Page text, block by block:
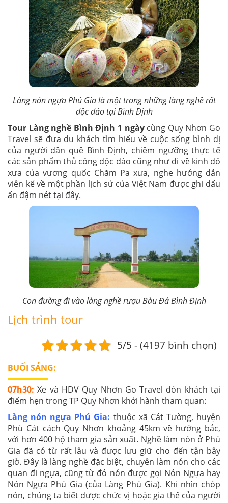
LƯU Ý:
Quý khách chuẩn bị thêm quần áo gọn nhẹ, dép
lào hoặc dép để đi biển
Cung cấp đầy đủ thông tin theo yêu cầu đề công
ty đăng ký bảo hiểm
Bắt buộc phải mặc áo phao
Khi có trẻ em đi cùng, Quý khách để ý quan sát
Chính sách hoàn hủy
Hủy tour trước 48h so với giờ khởi hành được
hoàn cọc 100% .
Đăng ký tour và hủy tour đều phải được xác nhận
qua email 2 bên xác nhận.
Lịch trình tour và menu ăn có thể thay đổi theo
tình hình thời tiết và mùa cao điểm. Bên công ty
sẽ có trách nhiệm thông báo cho khách hàng.
phép như bão, lũ lụt, biển động. Tùy theo tình
hình thực tế và sự thuận tiện, an toàn của khách
hàng, công ty du lịch sẽ chủ động thông báo việc
dời tour hoặc hủy tour và hoàn cọc lại cho khách
hàng (chậm nhất 24h trước giờ khởi hành).
Trong vòng 24h trước giờ khởi hành, khách hàng
khách (không phải lỗi của công ty) vui lòng đền
100% giá trị tour.
Làng nón ngựa Phú Gia là một trong những làng nghề rất
độc đáo tại Bình Định
Tour Làng nghề Bình Định 1 ngàycùng Quy Nhơn Go
Travel sẽ đưa du khách tìm hiểu về cuộc sống bình dị
của người dân quê Bình Định, chiêm ngưỡng thực tế
các sản phẩm thủ công độc đáo cũng như đi về kinh đô
xưa của vương quốc Chăm Pa xưa, nghe hướng dẫn
viên kể về một phần lịch sử của Việt Nam được ghi dấu
ấn đậm nét tại đây.
Con đường đi vào làng nghề rượu Bàu Đá Bình Định
Lịch trình tour
5/5 - (4197 bình chọn)
BUỔI SÁNG:
07h30: Xe và HDV Quy Nhơn Go Travel đón khách tại
điểm hẹn trong TP Quy Nhơn khởi hành tham quan:
Làng nón ngựa Phú Gia: thuộc xã Cát Tường, huyện
Phù Cát cách Quy Nhơn khoảng 45km về hướng bắc,
với hơn 400 hộ tham gia sản xuất. Nghề làm nón ở Phú
Gia đã có từ rất lâu và được lưu giữ cho đến tận bây
giờ. Đây là làng nghề đặc biệt, chuyên làm nón cho các
quan đi ngựa, cũng từ đó nón được gọi Nón Ngựa hay
Nón Ngựa Phú Gia (của Làng Phú Gia). Khi nhìn chóp
nón, chúng ta biết được chức vị hoặc gia thế của người